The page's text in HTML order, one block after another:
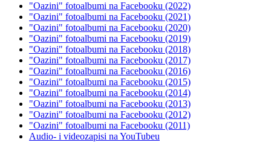
"Oazini" fotoalbumi na Facebooku (2022)
"Oazini" fotoalbumi na Facebooku (2021)
"Oazini" fotoalbumi na Facebooku (2020)
"Oazini" fotoalbumi na Facebooku (2019)
"Oazini" fotoalbumi na Facebooku (2018)
"Oazini" fotoalbumi na Facebooku (2017)
"Oazini" fotoalbumi na Facebooku (2016)
"Oazini" fotoalbumi na Facebooku (2015)
"Oazini" fotoalbumi na Facebooku (2014)
"Oazini" fotoalbumi na Facebooku (2013)
"Oazini" fotoalbumi na Facebooku (2012)
"Oazini" fotoalbumi na Facebooku (2011)
Audio- i videozapisi na YouTubeu